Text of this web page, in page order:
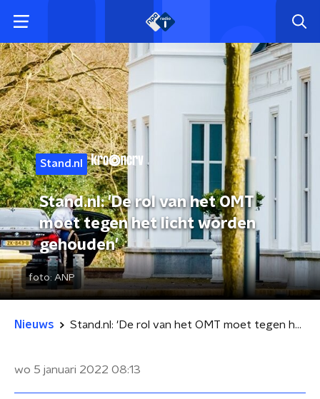
Stand.nl
Stand.nl: 'De rol van het OMT
moet tegen het licht worden
gehouden'
foto: ANP
Nieuws Stand.nl: 'De rol van het OMT moet tegen het licht worden gehouden'
wo 5 januari 2022 08:13